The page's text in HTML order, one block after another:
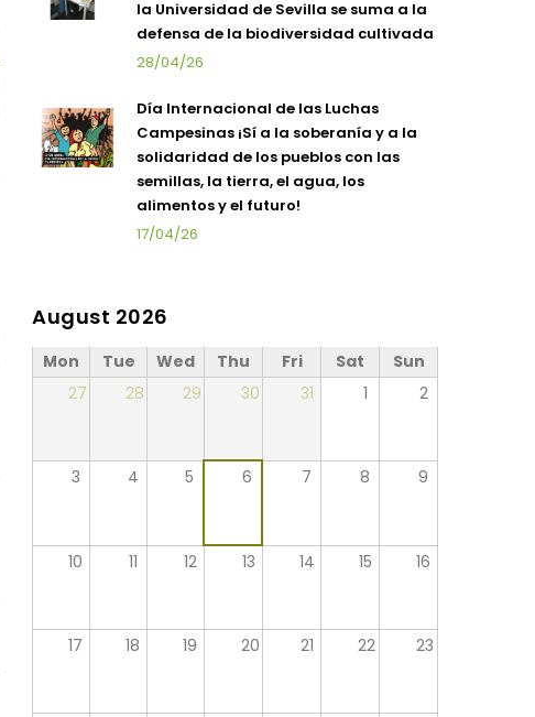
la Universidad de Sevilla se suma a la
defensa de la biodiversidad cultivada
28/04/26
Día Internacional de las Luchas
Campesinas ¡Sí a la soberanía y a la
solidaridad de los pueblos con las
semillas, la tierra, el agua, los
alimentos y el futuro!
17/04/26
August 2026
Mon Tue Wed Thu Fri Sat
Sun
27
28 29 30 31 1 2
3 4 5 6 7 8 9
10 11 12 13 14 15 16
17 18 19 20 21 22 23